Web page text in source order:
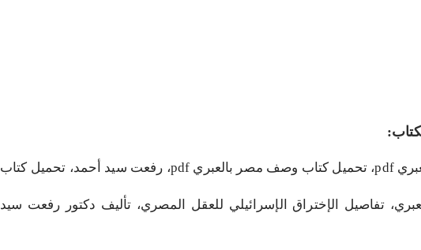
وصف مصر بالعبري pdf، تحميل كتاب وصف مصر بالعبري pdf، رفعت سيد أحمد، تحميل كتاب
تفاصيل الإختراق الإسرائيلي للعقل المصري، تأليف دكتور رفعت سيد